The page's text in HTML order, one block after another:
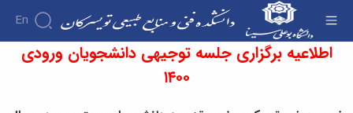
En
اطلاعیه برگزاری جلسه توجیهی دانشجویان ورودی
اطلاعیه برگزاری جلسه توجیهی دانشجویان ورودی
۱۴۰۰